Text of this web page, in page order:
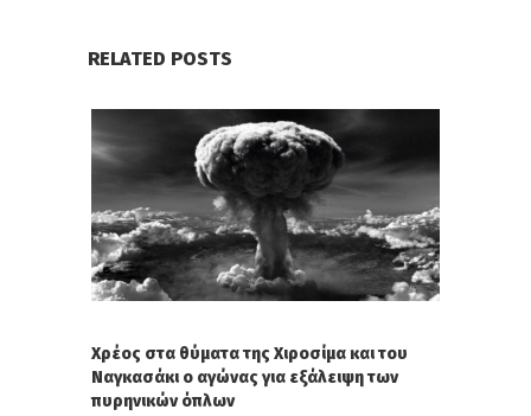
RELATED POSTS
Χρέος στα θύματα της Χιροσίμα και του
Ναγκασάκι ο αγώνας για εξάλειψη των
πυρηνικών όπλων